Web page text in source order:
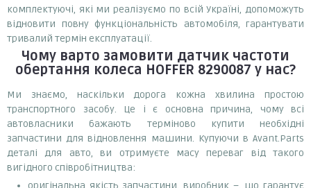
комплектуючі, які ми реалізуємо по всій Україні, допоможуть
відновити повну функціональність автомобіля, гарантувати
тривалий термін експлуатації.
Чому варто замовити датчик частоти
обертання колеса HOFFER 8290087 у нас?
Ми знаємо, наскільки дорога кожна хвилина простою
транспортного засобу. Це і є основна причина, чому всі
автовласники бажають терміново купити необхідні
запчастини для відновлення машини. Купуючи в Avant.Parts
деталі для авто, ви отримуєте масу переваг від такого
вигідного співробітництва:
оригінальна якість запчастини, виробник –, що гарантує